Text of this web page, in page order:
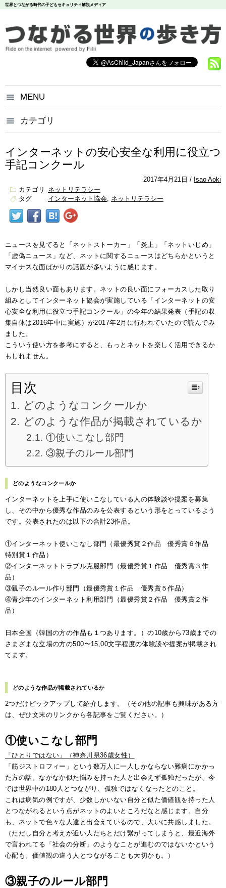
世界とつながる時代の子どもセキュリティ解説メディア
MENU
つながる世界の歩き方とは？
個人情報保護方針
カテゴリ
いじめ
犯罪
炎上
個人情報 漏洩
悪評
依存
調査データ
インターネットの安心安全な利用に役立つ
手記コンクール
2017年4月21日
Isao Aoki
カテゴリ
ネットリテラシー
タグ
インターネット協会 ネットリテラシー
ニュースを見てると「ネットストーカー」「炎上」「ネットいじめ」
「虚偽ニュース」など、ネットに関するニュースはどちらかというと
マイナスな面ばかりの話題が多いように感じます。
しかし当然良い面もあります。ネットの良い面にフォーカスした取り
組みとしてインターネット協会が実施している「インターネットの安
心安全な利用に役立つ手記コンクール」の今年の結果発表（手記の収
集自体は2016年中に実施）が2017年2月に行われていたので読んでみ
ました。
こういう使い方を参考にすると、もっとネットを楽しく活用できるか
もしれません。
目次
どのようなコンクールか
どのような作品が掲載されているか
①使いこなし部門
③親子のルール部門
どのようなコンクールか
インターネットを上手に使いこなしている人の体験談や提案を募集
し、その中から優秀な作品のみを公表するという形をとっているよう
です。公表されたのは以下の合計23作品。
①インターネット使いこなし部門（最優秀賞２作品 優秀賞６作品
特別賞１作品）
②インターネットトラブル克服部門（最優秀賞１作品 優秀賞３作
品）
③親子のルール作り部門（最優秀賞１作品 優秀賞５作品）
④青少年のインターネット利用部門（最優秀賞２作品 優秀賞２作
品）
日本全国（韓国の方の作品も１つあります。）の10歳から73歳までの
さまざまな立場の方の500〜15,00文字程度の体験談や提案が掲載され
てます。
どのような作品が掲載されているか
2つだけピックアップして紹介します。（その他の記事も興味がある方
は、ぜひ文末のリンクから各記事をご覧ください。）
①使いこなし部門
「ひとりではない」（神奈川県36歳女性）
「筋ジストロフィー」という数万人に一人しかならない難病にかかっ
た方の話。なかなか似た悩みを持った人と出会えず孤独だったが、今
では世界中の180人とつながり、孤独ではなくなったとのこと。
これは病気の例ですが、少数しかいない自分と似た価値観を持った人
とつながれるという点がネットのよいところだなと感じます。自分
も、ネットで色々な人達と出会えているので、大いに共感しました。
（ただし自分と考えが近い人たちとだけ繋がってしまうと、最近海外
で言われてる「社会の分断」のようなことが進むのではないかという
心配も。価値観の違う人とつながることも大切かも。）
③親子のルール部門